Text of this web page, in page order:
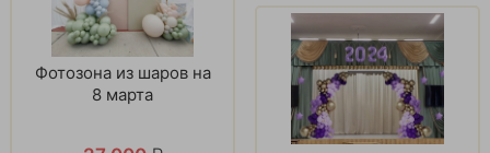
Фотозона из шаров на
8 марта